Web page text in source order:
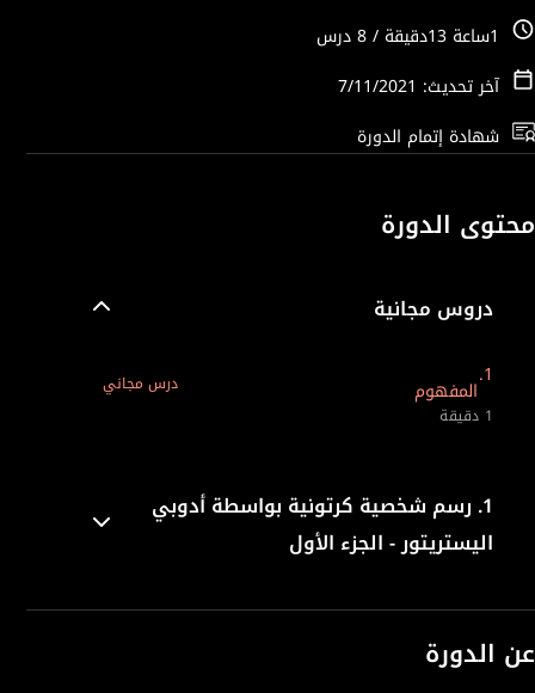
آخر تحديث: 7/11/2021
شهادة إتمام الدورة
محتوى الدورة
دروس مجانية
1.
المفهوم
درس مجاني
1 دقيقة
1. رسم شخصية كرتونية بواسطة أدوبي
اليستريتور - الجزء الأول
عن الدورة